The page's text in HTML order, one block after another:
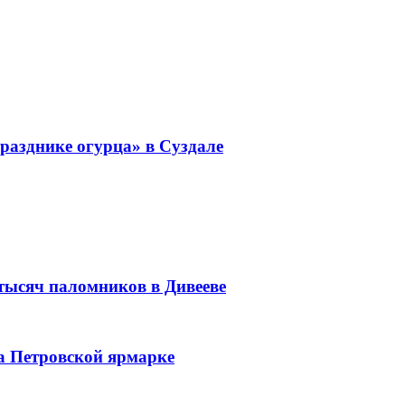
огурца» в Суздале
паломников в Дивееве
Петровской ярмарке